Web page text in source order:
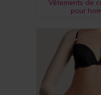
Vêtements de
pour